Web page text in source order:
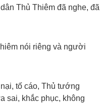
Thủ Thiêm đã nghe, đã
nói riêng và người
tố cáo, Thủ tướng
sai, khắc phục, không